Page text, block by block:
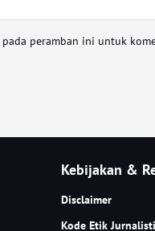
peramban ini untuk
Kebijakan &
Disclaimer
Kode Etik